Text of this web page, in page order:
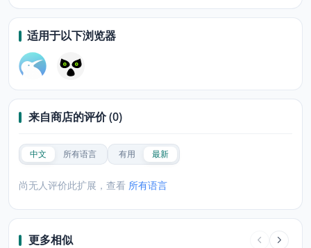
适用于以下浏览器
来自商店的评价 (0)
中文 所有语言 有用 最新
尚无人评价此扩展，查看 所有语言
更多相似